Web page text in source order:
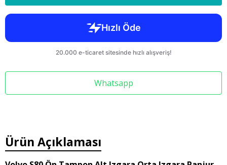
Whatsapp
Ürün Açıklaması